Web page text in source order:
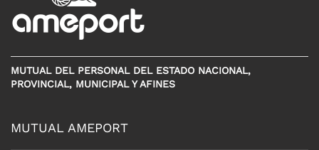
MUTUAL DEL PERSONAL DEL ESTADO NACIONAL,
PROVINCIAL, MUNICIPAL Y AFINES
MUTUAL AMEPORT